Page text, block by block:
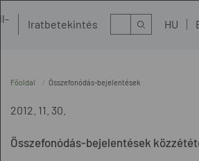
Iratbetekintés Kereső HU
Főoldal Összefonódás-bejelentések
2012. 11. 30.
Összefonódás-bejelentések